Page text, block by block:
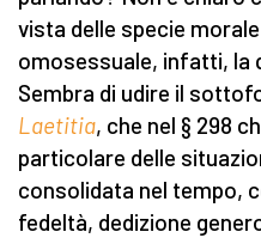
vista delle specie
omosessuale, infatti, la
Sembra di udire il
Laetitia, che nel § 298
particolare delle
consolidata nel tempo,
fedeltà, dedizione